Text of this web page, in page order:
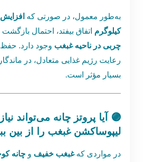
به‌طور معمول، در صورتی که
کیلوگرم اتفاق بیفتد، احتمال
چربی در ناحیه غبغب وجود دارد.
رعایت رژیم غذایی متعادل، در
بسیار مؤثر است.
🟣 آیا پروتز چانه می‌تواند
لیپوساکشن غبغب را از بین
در مواردی کهغبغب خفیف وچانه